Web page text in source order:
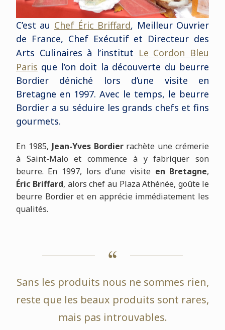
C’est au Chef Éric Briffard, Meilleur Ouvrier
de France, Chef Exécutif et Directeur des
Arts Culinaires à l’institut Le Cordon Bleu
Paris que l’on doit la découverte du beurre
Bordier déniché lors d’une visite en
Bretagne en 1997. Avec le temps, le beurre
Bordier a su séduire les grands chefs et fins
gourmets.
En 1985, Jean-Yves Bordierrachète une crémerie
à Saint-Malo et commence à y fabriquer son
beurre. En 1997, lors d’une visite en Bretagne,
Éric Briffard, alors chef au Plaza Athénée, goûte le
beurre Bordier et en apprécie immédiatement les
qualités.
Sans les produits nous ne sommes rien,
reste que les beaux produits sont rares,
mais pas introuvables.